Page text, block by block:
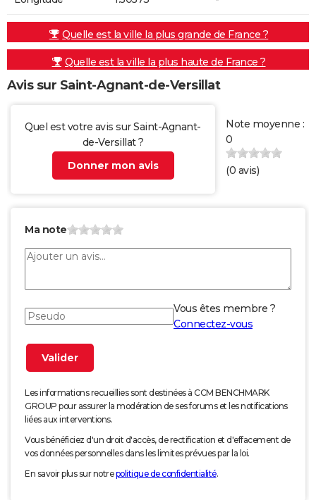
Quelle est la ville la plus grande de France ?
Quelle est la ville la plus haute de France ?
Avis sur Saint-Agnant-de-Versillat
Quel est votre avis sur Saint-Agnant-
de-Versillat ?
Donner mon avis
Note moyenne :
0
(0 avis)
Ma note
Vous êtes membre ?
Connectez-vous
Les informations recueillies sont destinées à CCM BENCHMARK
GROUP pour assurer la modération de ses forums et les notifications
liées aux interventions.
Vous bénéficiez d'un droit d'accès, de rectification et d'effacement de
vos données personnelles dans les limites prévues par la loi.
En savoir plus sur notrepolitique de confidentialité.